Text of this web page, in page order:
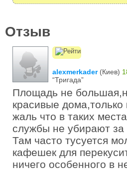
Отзыв
alexmerkader(Киев)
“Тригада”
Площадь не
красивые
жаль что в таких
службы не убирают
Там часто тусуется
кафешек для
ничего особенного в